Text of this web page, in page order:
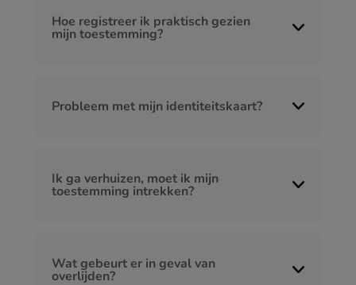
Hoe registreer ik praktisch gezien
mijn toestemming?
Probleem met mijn identiteitskaart?
Ik ga verhuizen, moet ik mijn
toestemming intrekken?
Wat gebeurt er in geval van
overlijden?